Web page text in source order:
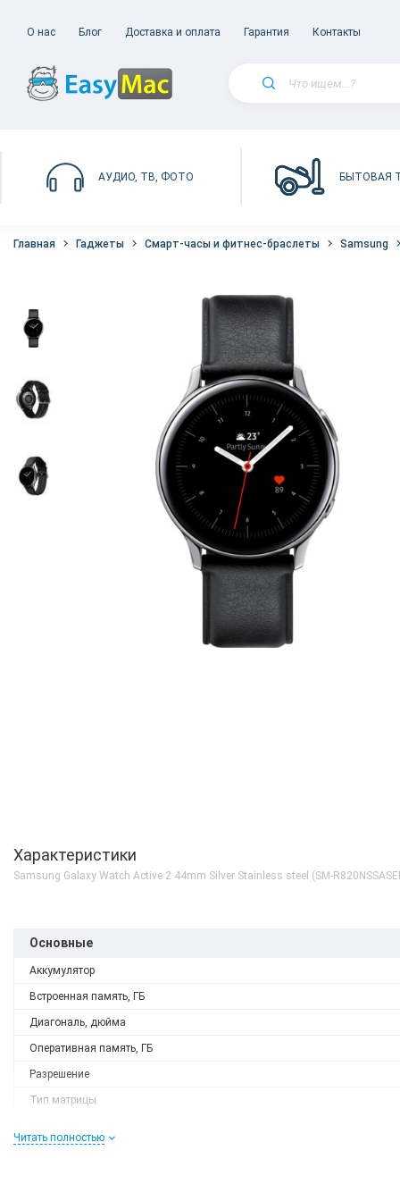
О нас Блог Доставка и оплата Гарантия Контакты
АУДИО, ТВ, ФОТО БЫТОВАЯ
Главная Гаджеты Смарт-часы и фитнес-браслеты Samsung
Характеристики
Samsung Galaxy Watch Active 2 44mm Silver Stainless steel (SM-
Основные
Аккумулятор
Встроенная память, ГБ
Диагональ, дюйма
Оперативная память, ГБ
Разрешение
Тип матрицы
Читать полностью